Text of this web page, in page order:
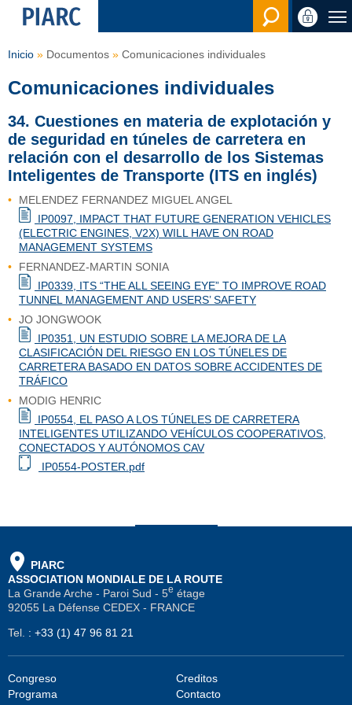
Buscar
Inicio Documentos Comunicaciones individuales
Comunicaciones individuales
34. Cuestiones en materia de explotación y
de seguridad en túneles de carretera en
relación con el desarrollo de los Sistemas
Inteligentes de Transporte (ITS en inglés)
MELENDEZ FERNANDEZ MIGUEL ANGEL
IP0097, IMPACT THAT FUTURE GENERATION VEHICLES
(ELECTRIC ENGINES, V2X) WILL HAVE ON ROAD
MANAGEMENT SYSTEMS
FERNANDEZ-MARTIN SONIA
IP0339, ITS “THE ALL SEEING EYE” TO IMPROVE ROAD
TUNNEL MANAGEMENT AND USERS’ SAFETY
JO JONGWOOK
IP0351, UN ESTUDIO SOBRE LA MEJORA DE LA
CLASIFICACIÓN DEL RIESGO EN LOS TÚNELES DE
CARRETERA BASADO EN DATOS SOBRE ACCIDENTES DE
TRÁFICO
MODIG HENRIC
IP0554, EL PASO A LOS TÚNELES DE CARRETERA
INTELIGENTES UTILIZANDO VEHÍCULOS COOPERATIVOS,
CONECTADOS Y AUTÓNOMOS CAV
IP0554-POSTER.pdf
PIARC
ASSOCIATION MONDIALE DE LA ROUTE
La Grande Arche - Paroi Sud - 5e étage
92055 La Défense CEDEX - FRANCE
Tel. : +33 (1) 47 96 81 21
Congreso
Programa
Creditos
Contacto